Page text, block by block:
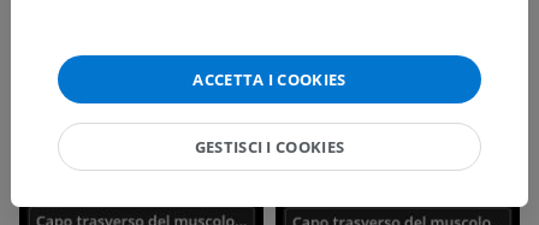
ACCETTA I COOKIES
GESTISCI I COOKIES